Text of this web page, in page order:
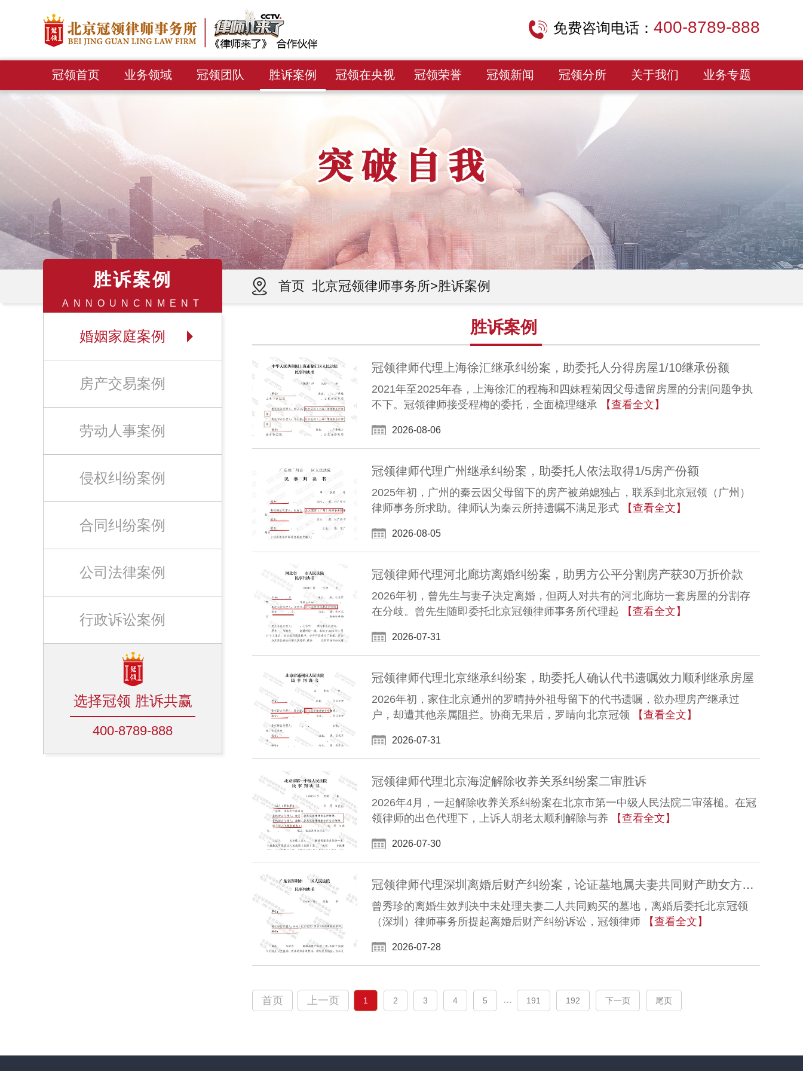
免费咨询电话： 400-8789-888
冠领首页 业务领域 冠领团队 胜诉案例 冠领在央视 冠领荣誉 冠领新闻 冠领分所 关于我们 业务专题
首页 北京冠领律师事务所>胜诉案例
胜诉案例
ANNOUNCNMENT
婚姻家庭案例
房产交易案例
劳动人事案例
侵权纠纷案例
合同纠纷案例
公司法律案例
行政诉讼案例
选择冠领 胜诉共赢
400-8789-888
胜诉案例
冠领律师代理上海徐汇继承纠纷案，助委托人分得房屋1/10继承份额
2021年至2025年春，上海徐汇的程梅和四妹程菊因父母遗留房屋的分割问题争执
不下。冠领律师接受程梅的委托，全面梳理继承
【查看全文】
2026-08-06
冠领律师代理广州继承纠纷案，助委托人依法取得1/5房产份额
2025年初，广州的秦云因父母留下的房产被弟媳独占，联系到北京冠领（广州）
律师事务所求助。律师认为秦云所持遗嘱不满足形式
【查看全文】
2026-08-05
冠领律师代理河北廊坊离婚纠纷案，助男方公平分割房产获30万折价款
2026年初，曾先生与妻子决定离婚，但两人对共有的河北廊坊一套房屋的分割存
在分歧。曾先生随即委托北京冠领律师事务所代理起
【查看全文】
2026-07-31
冠领律师代理北京继承纠纷案，助委托人确认代书遗嘱效力顺利继承房屋
2026年初，家住北京通州的罗晴持外祖母留下的代书遗嘱，欲办理房产继承过
户，却遭其他亲属阻拦。协商无果后，罗晴向北京冠领
【查看全文】
2026-07-31
冠领律师代理北京海淀解除收养关系纠纷案二审胜诉
2026年4月，一起解除收养关系纠纷案在北京市第一中级人民法院二审落槌。在冠
领律师的出色代理下，上诉人胡老太顺利解除与养
【查看全文】
2026-07-30
冠领律师代理深圳离婚后财产纠纷案，论证墓地属夫妻共同财产助女方获折价款
曾秀珍的离婚生效判决中未处理夫妻二人共同购买的墓地，离婚后委托北京冠领
（深圳）律师事务所提起离婚后财产纠纷诉讼，冠领律师
【查看全文】
2026-07-28
首页 上一页 1 2 3 4 5 ... 191 192 下一页 尾页